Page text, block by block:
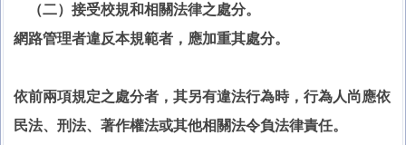
（二）接受校規和相關法律之處分。
網路管理者違反本規範者，應加重其處分。
依前兩項規定之處分者，其另有違法行為時，行為人尚應依
民法、刑法、著作權法或其他相關法令負法律責任。